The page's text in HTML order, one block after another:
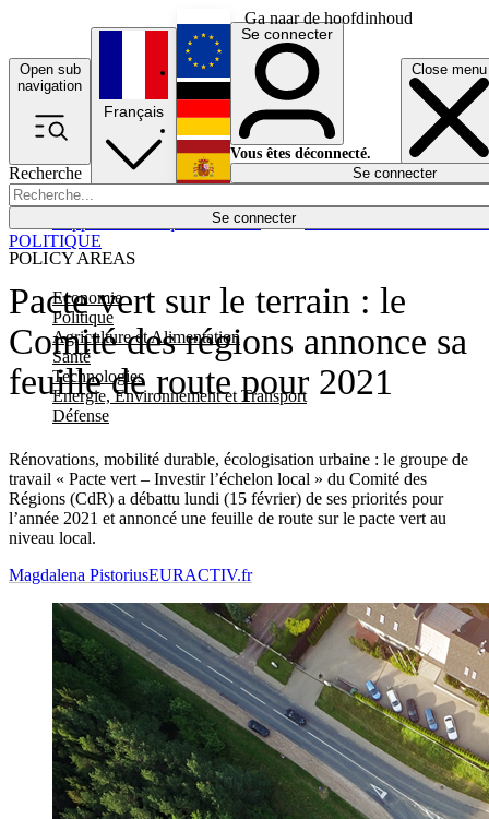
Ga naar de hoofdinhoud
Open sub
navigation
Close menu
Recherche
Se connecter
POLICY AREAS
Economie
Politique
Agriculture et Alimentation
Santé
Technologies
Energie, Environnement et Transport
Défense
Économie
Français
English
Deutsch
Español
Se connecter
Vous êtes déconnecté.
Se connecter
Pacte vert sur le terrain : le
Comité des régions annonce sa
feuille de route pour 2021
Rénovations, mobilité durable, écologisation urbaine : le groupe de
travail « Pacte vert – Investir l’échelon local » du Comité des
Régions (CdR) a débattu lundi (15 février) de ses priorités pour
l’année 2021 et annoncé une feuille de route sur le pacte vert au
niveau local.
POLITIQUE
Magdalena PistoriusEURACTIV.fr